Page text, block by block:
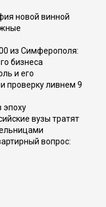
новой винной
из Симферополя:
бизнеса
и его
проверку ливнем 9
эпоху
вузы тратят
вопрос: